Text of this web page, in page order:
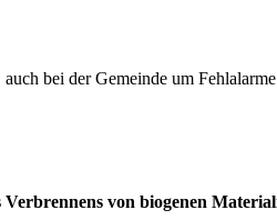
bei der Gemeinde um
von biogenen